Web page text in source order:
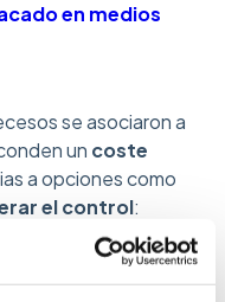
en medios
se asociaron a
un coste
a opciones como
el control:
y pagar